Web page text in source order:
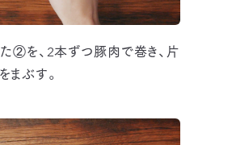
②を、2本ずつ豚肉で巻き、片
まぶす。